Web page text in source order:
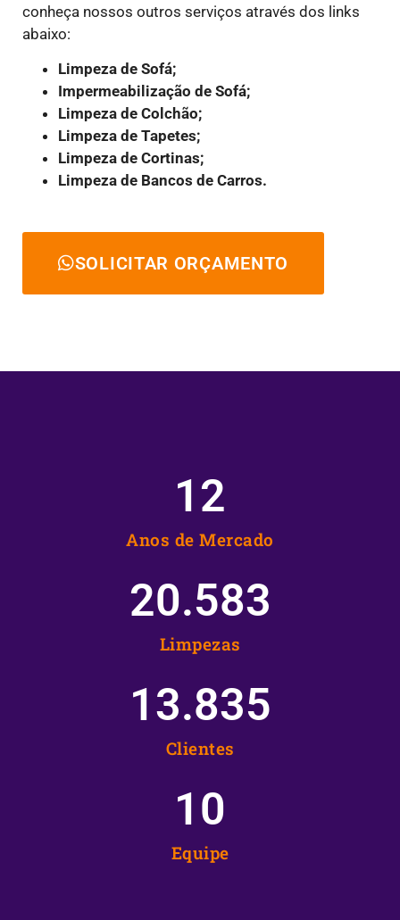
conheça nossos outros serviços através dos links
abaixo:
Limpeza de Sofá;
Impermeabilização de Sofá;
Limpeza de Colchão;
Limpeza de Tapetes;
Limpeza de Cortinas;
Limpeza de Bancos de Carros.
SOLICITAR ORÇAMENTO
Anos de Mercado
12
Limpezas
20.583
Clientes
13.835
Equipe
10